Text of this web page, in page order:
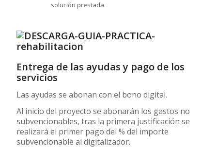
solución prestada.
Entrega de las ayudas y pago de los
servicios
Las ayudas se abonan con el bono digital.
Al inicio del proyecto se abonarán los gastos no
subvencionables, tras la primera justificación se
realizará el primer pago del % del importe
subvencionable al digitalizador.